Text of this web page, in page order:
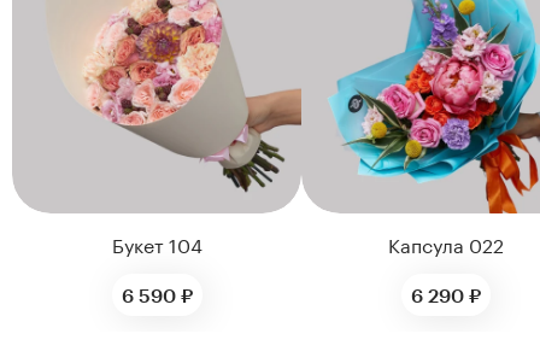
Букет 104
6 590 ₽
Капсула 022
6 290 ₽